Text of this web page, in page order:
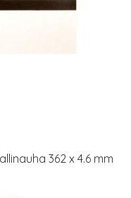
362 x 4.6 mm